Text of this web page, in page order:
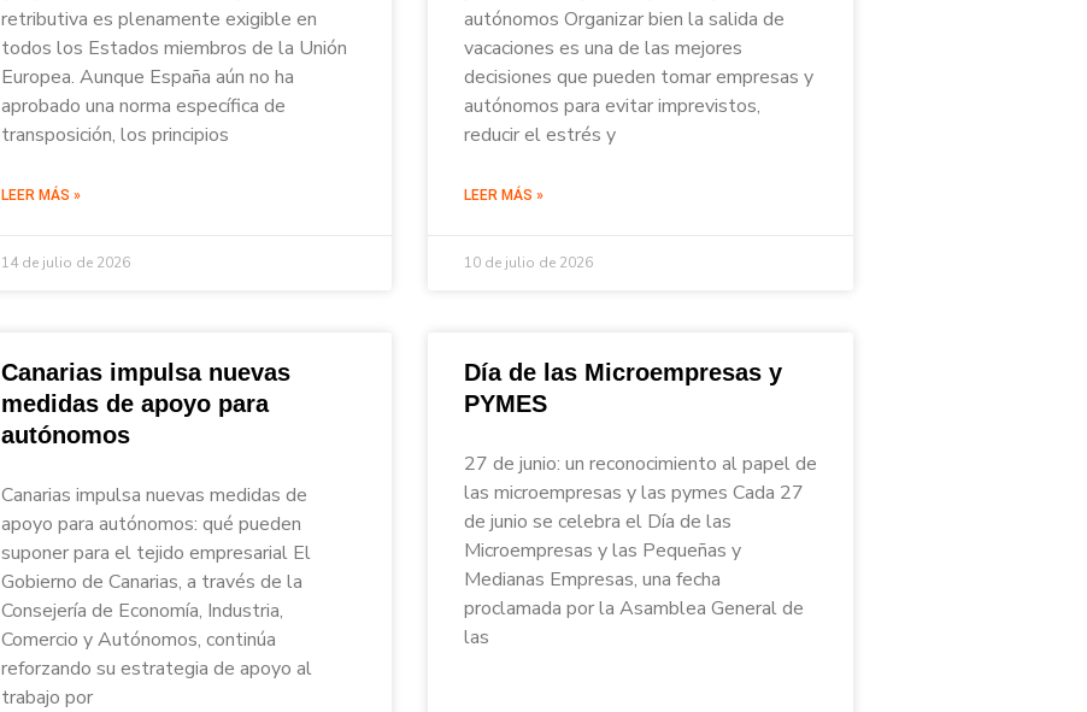
retributiva es plenamente exigible en
todos los Estados miembros de la Unión
Europea. Aunque España aún no ha
aprobado una norma específica de
transposición, los principios
LEER MÁS »
14 de julio de 2026
autónomos Organizar bien la salida de
vacaciones es una de las mejores
decisiones que pueden tomar empresas y
autónomos para evitar imprevistos,
reducir el estrés y
LEER MÁS »
10 de julio de 2026
Canarias impulsa nuevas
medidas de apoyo para
autónomos
Canarias impulsa nuevas medidas de
apoyo para autónomos: qué pueden
suponer para el tejido empresarial El
Gobierno de Canarias, a través de la
Consejería de Economía, Industria,
Comercio y Autónomos, continúa
reforzando su estrategia de apoyo al
trabajo por
Día de las Microempresas y
PYMES
27 de junio: un reconocimiento al papel de
las microempresas y las pymes Cada 27
de junio se celebra el Día de las
Microempresas y las Pequeñas y
Medianas Empresas, una fecha
proclamada por la Asamblea General de
las